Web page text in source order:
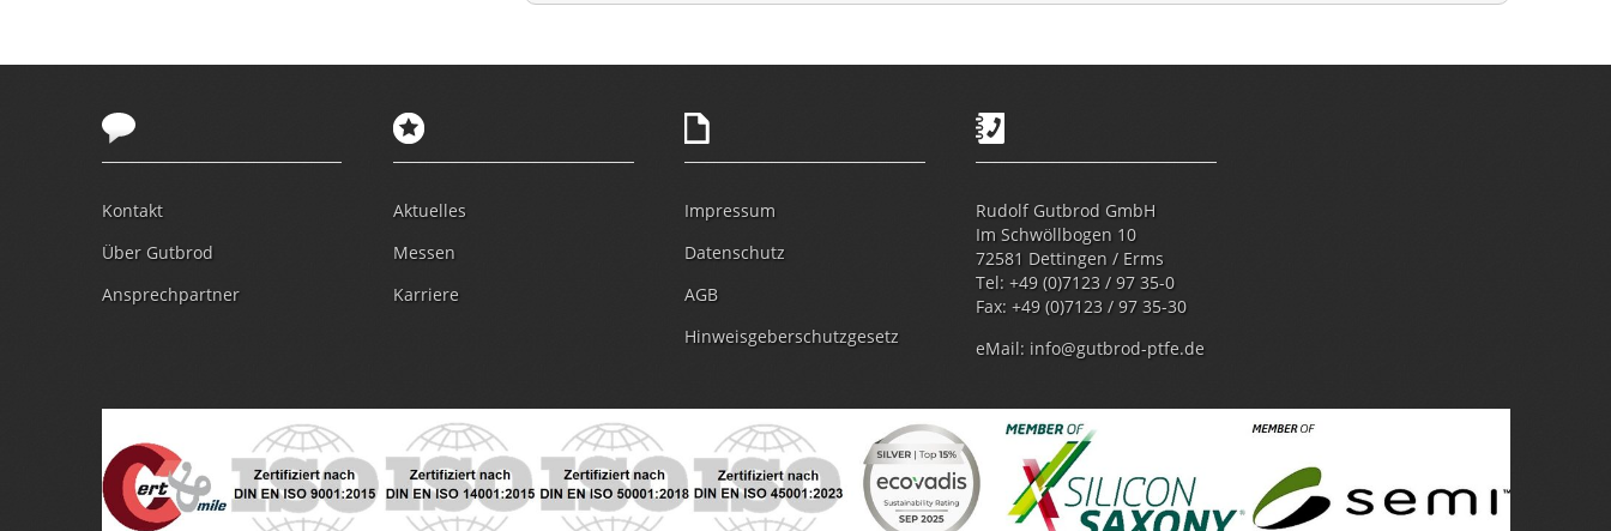
Kontakt
Über Gutbrod
Ansprechpartner
Aktuelles
Messen
Karriere
Impressum
Datenschutz
AGB
Hinweisgeberschutzgesetz
Rudolf Gutbrod GmbH
Im Schwöllbogen 10
72581 Dettingen / Erms
Tel: +49 (0)7123 / 97 35-0
Fax: +49 (0)7123 / 97 35-30
eMail: info@gutbrod-ptfe.de